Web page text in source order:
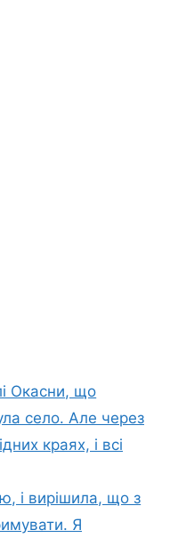
Окасни, що
село. Але через
краях, і всі
і вирішила, що з
Я